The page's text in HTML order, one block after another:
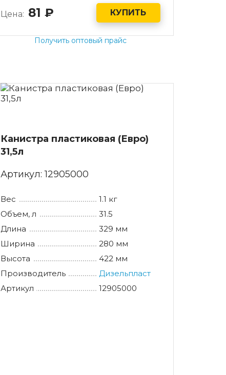
Цена: 81 КУПИТЬ
Получить оптовый прайс
Канистра пластиковая (Евро)
31,5л
Артикул:12905000
Вес
1.1 кг
Объем, л
31.5
Длина
329 мм
Ширина
280 мм
Высота
422 мм
Производитель
Дизельпласт
Артикул
12905000